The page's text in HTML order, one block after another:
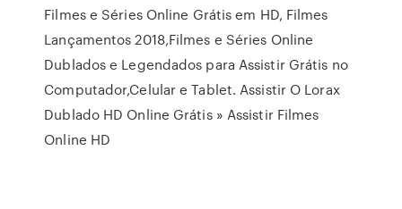
Filmes e Séries Online Grátis em HD, Filmes
Lançamentos 2018,Filmes e Séries Online
Dublados e Legendados para Assistir Grátis no
Computador,Celular e Tablet. Assistir O Lorax
Dublado HD Online Grátis » Assistir Filmes
Online HD